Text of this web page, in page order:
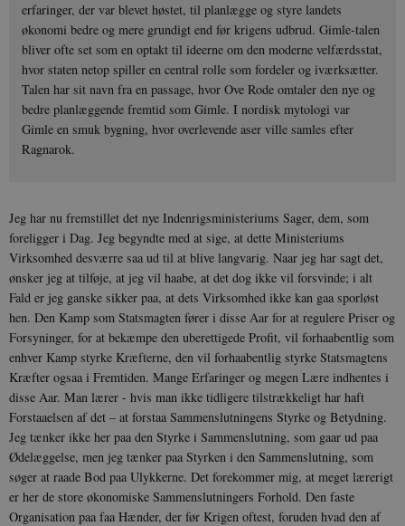
erfaringer, der var blevet høstet, til planlægge og styre landets
økonomi bedre og mere grundigt end før krigens udbrud. Gimle-talen
bliver ofte set som en optakt til ideerne om den moderne velfærdsstat,
hvor staten netop spiller en central rolle som fordeler og iværksætter.
Talen har sit navn fra en passage, hvor Ove Rode omtaler den nye og
bedre planlæggende fremtid som Gimle. I nordisk mytologi var
Gimle en smuk bygning, hvor overlevende aser ville samles efter
Ragnarok.
Jeg har nu fremstillet det nye Indenrigsministeriums Sager, dem, som
foreligger i Dag. Jeg begyndte med at sige, at dette Ministeriums
Virksomhed desværre saa ud til at blive langvarig. Naar jeg har sagt det,
ønsker jeg at tilføje, at jeg vil haabe, at det dog ikke vil forsvinde; i alt
Fald er jeg ganske sikker paa, at dets Virksomhed ikke kan gaa sporløst
hen. Den Kamp som Statsmagten fører i disse Aar for at regulere Priser og
Forsyninger, for at bekæmpe den uberettigede Profit, vil forhaabentlig som
enhver Kamp styrke Kræfterne, den vil forhaabentlig styrke Statsmagtens
Kræfter ogsaa i Fremtiden. Mange Erfaringer og megen Lære indhentes i
disse Aar. Man lærer - hvis man ikke tidligere tilstrækkeligt har haft
Forstaaelsen af det – at for­staa Sammenslutningens Styrke og Betydning.
Jeg tænker ikke her paa den Styrke i Sammenslutning, som gaar ud paa
Ødelæggelse, men jeg tænker paa Styrken i den Sammenslutning, som
søger at raade Bod paa Ulykkerne. Det forekommer mig, at meget lærerigt
er her de store økonomiske Sammenslutningers Forhold. Den faste
Organisation paa faa Hænder, der før Krigen oftest, foruden hvad den af